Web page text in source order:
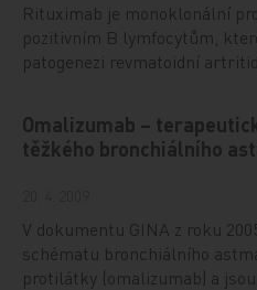
Rituximab je monoklonální
pozitivním B lymfocytům,
patogenezi revmatoidní
Omalizumab –
těžkého bronchiálního
V dokumentu GINA z roku
schématu bronchiálního
protilátky (omalizumab) a jsou